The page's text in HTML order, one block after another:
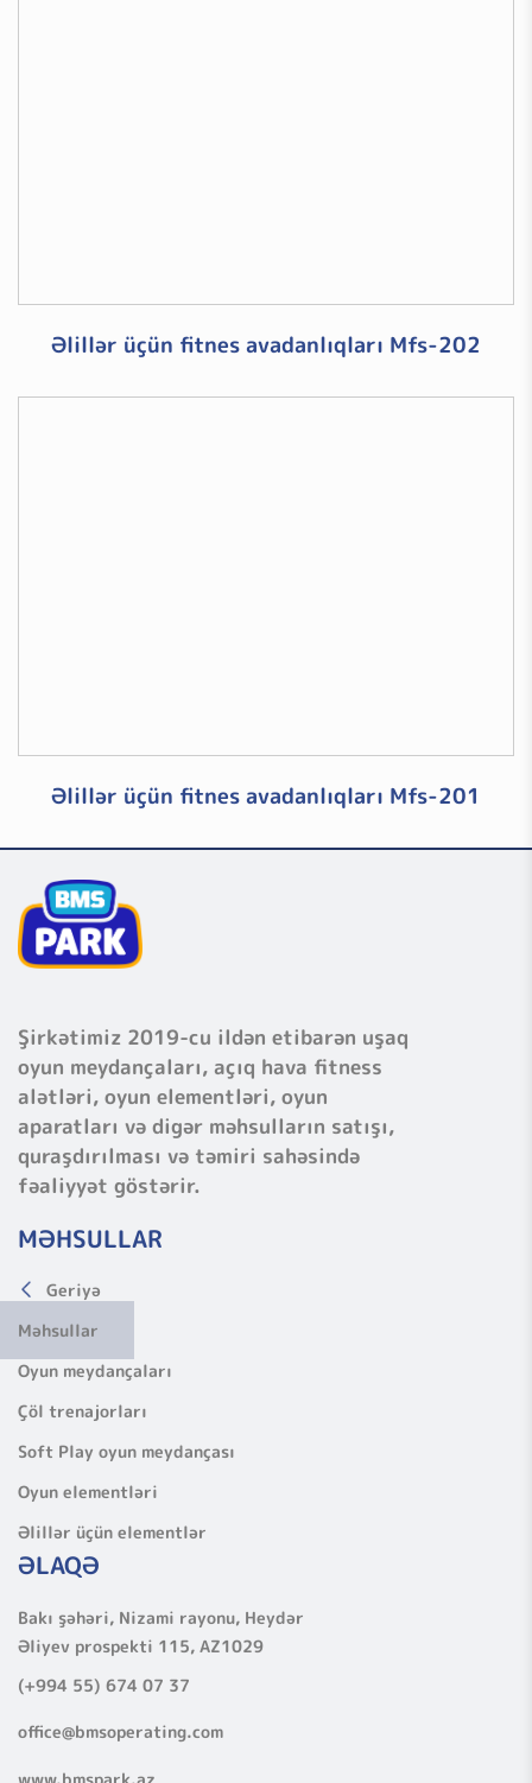
Əlillər üçün fitnes avadanlıqları Mfs-202
Əlillər üçün fitnes avadanlıqları Mfs-201
Şirkətimiz 2019-cu ildən etibarən uşaq
oyun meydançaları, açıq hava fitness
alətləri, oyun elementləri, oyun
aparatları və digər məhsulların satışı,
quraşdırılması və təmiri sahəsində
fəaliyyət göstərir.
MƏHSULLAR
Geriyə
Məhsullar
Oyun meydançaları
Çöl trenajorları
Soft Play oyun meydançası
Oyun elementləri
Əlillər üçün elementlər
ƏLAQƏ
Bakı şəhəri, Nizami rayonu, Heydər
Əliyev prospekti 115, AZ1029
(+994 55) 674 07 37
office@bmsoperating.com